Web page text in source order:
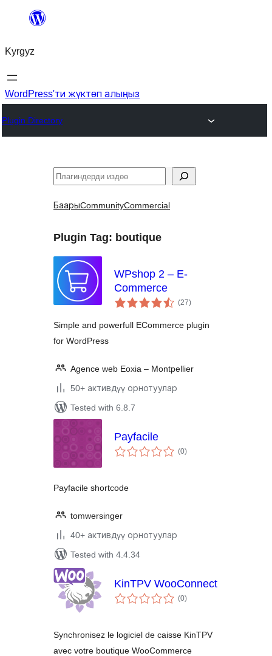
Мазмунга
Kyrgyz
WordPress'ти жүктөп алыңыз
Plugin Directory
Издөө
БаарыCommunityCommercial
Plugin Tag: boutique
WPshop 2 – E-
Commerce
(27total
ratings
)
Simple and powerfull ECommerce plugin
for WordPress
Agence web Eoxia – Montpellier
50+ активдүү орнотуулар
Tested with 6.8.7
Payfacile
(0total
ratings
)
Payfacile shortcode
tomwersinger
40+ активдүү орнотуулар
Tested with 4.4.34
KinTPV WooConnect
(0total
ratings
)
Synchronisez le logiciel de caisse KinTPV
avec votre boutique WooCommerce